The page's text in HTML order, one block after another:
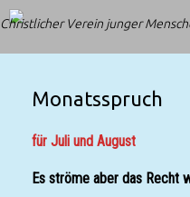
Zum
Inhalt
Christlicher Verein junger
Monatsspruch
für Juli und August
Es ströme aber das Recht